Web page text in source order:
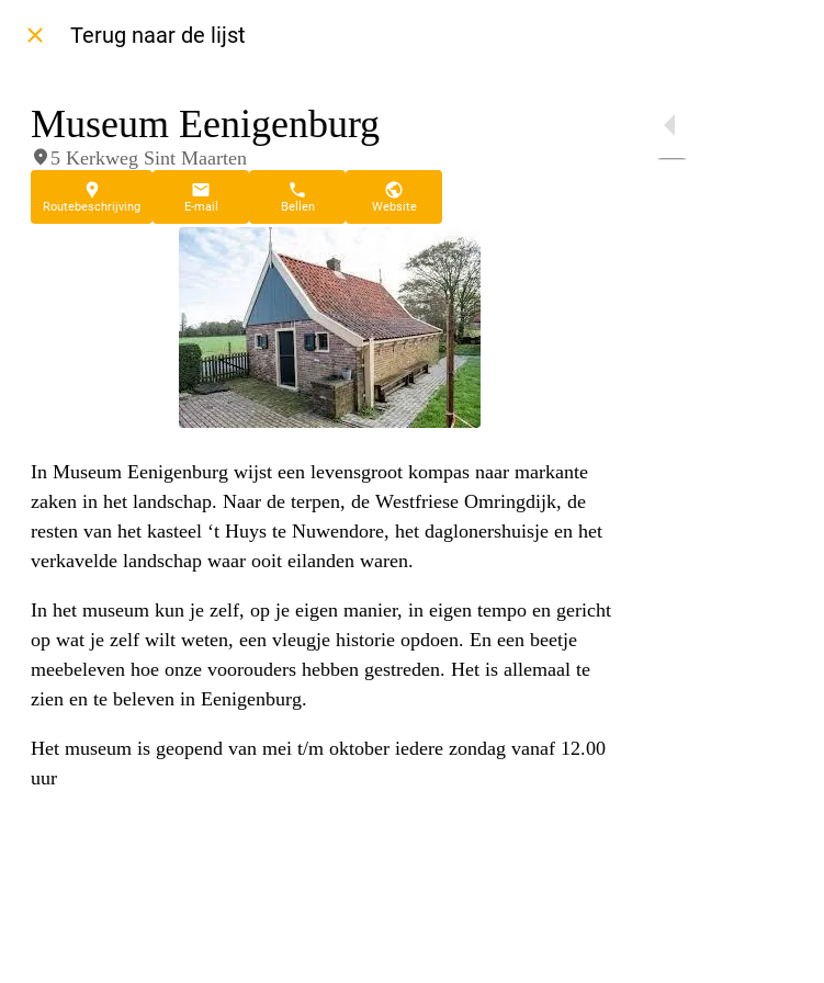
Terug naar de lijst
Museum Eenigenburg
5 Kerkweg Sint Maarten
Routebeschrijving E-mail Bellen Website
In Museum Eenigenburg wijst een levensgroot kompas naar markante
zaken in het landschap. Naar de terpen, de Westfriese Omringdijk, de
resten van het kasteel ‘t Huys te Nuwendore, het daglonershuisje en het
verkavelde landschap waar ooit eilanden waren.
In het museum kun je zelf, op je eigen manier, in eigen tempo en gericht
op wat je zelf wilt weten, een vleugje historie opdoen. En een beetje
meebeleven hoe onze voorouders hebben gestreden. Het is allemaal te
zien en te beleven in Eenigenburg.
Het museum is geopend van mei t/m oktober iedere zondag vanaf 12.00
uur